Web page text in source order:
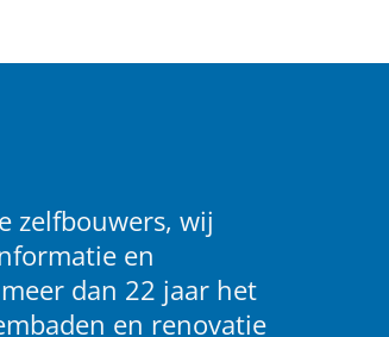
zelfbouwers, wij
en
dan 22 jaar het
en renovatie